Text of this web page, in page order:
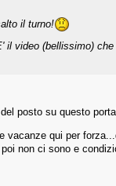
il turno!
il video (bellissimo)
posto su questo
vacanze qui per
non ci sono e